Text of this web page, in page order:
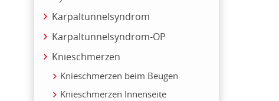
Karpaltunnelsyndrom
Karpaltunnelsyndrom-OP
Knieschmerzen
Knieschmerzen beim Beugen
Knieschmerzen Innenseite